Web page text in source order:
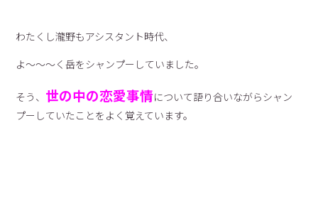
わたくし瀧野もアシスタント時代、
よ〜〜〜く岳をシャンプーしていました。
そう、 世の中の恋愛事情について語り合いながらシャン
プーしていたことをよく覚えています。